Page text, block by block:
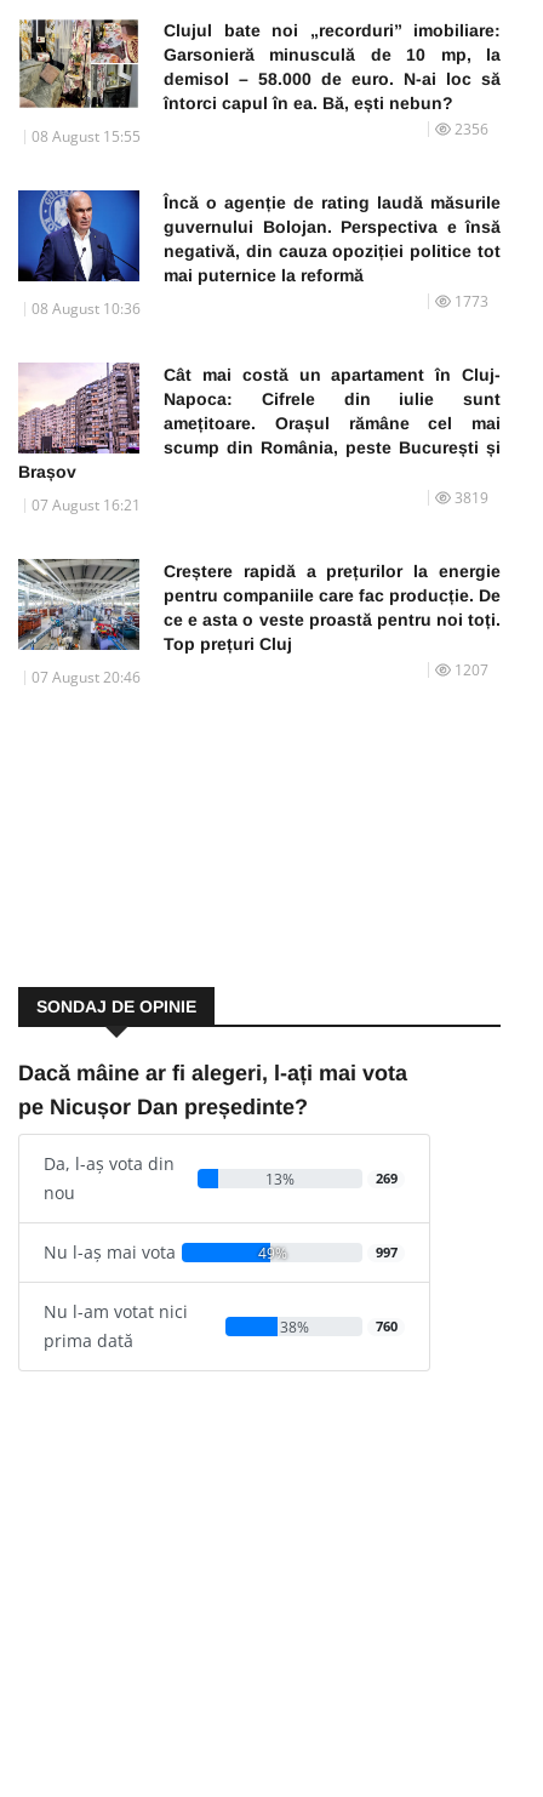
Clujul bate noi „recorduri” imobiliare:
Garsonieră minusculă de 10 mp, la
demisol – 58.000 de euro. N-ai loc să
întorci capul în ea. Bă, ești nebun?
08 August 15:55 2356
Încă o agenție de rating laudă măsurile
guvernului Bolojan. Perspectiva e însă
negativă, din cauza opoziției politice tot
mai puternice la reformă
08 August 10:36 1773
Cât mai costă un apartament în Cluj-
Napoca: Cifrele din iulie sunt
amețitoare. Orașul rămâne cel mai
scump din România, peste București și
Brașov
07 August 16:21 3819
Creștere rapidă a prețurilor la energie
pentru companiile care fac producție. De
ce e asta o veste proastă pentru noi toți.
Top prețuri Cluj
07 August 20:46 1207
SONDAJ DE OPINIE
Dacă mâine ar fi alegeri, l-ați mai vota
pe Nicușor Dan președinte?
Da, l-aș vota din
nou
13% 269
Nu l-aș mai vota 49% 997
Nu l-am votat nici
prima dată
38% 760